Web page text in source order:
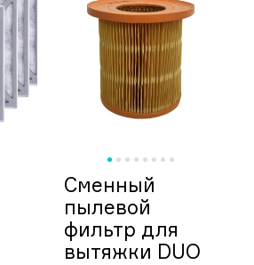
Сменный
пылевой
фильтр для
вытяжки DUO